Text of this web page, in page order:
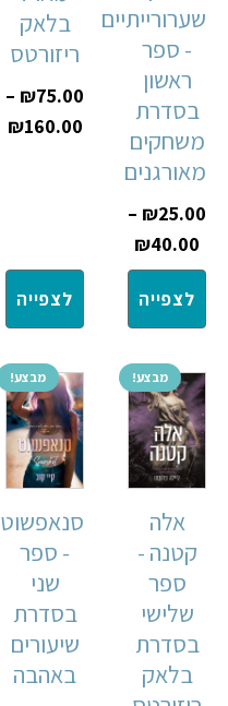
שערורייתיים
- ספר
ראשון
בסדרת
משחקים
מאורגנים
₪25.00
–
₪40.00
לצפייה
בלאק
ריזורטס
₪75.00
–
₪160.00
לצפייה
מבצע!
אלה
קטנה -
ספר
שלישי
בסדרת
בלאק
מבצע!
סנאפשוט
- ספר
שני
בסדרת
שיעורים
באהבה